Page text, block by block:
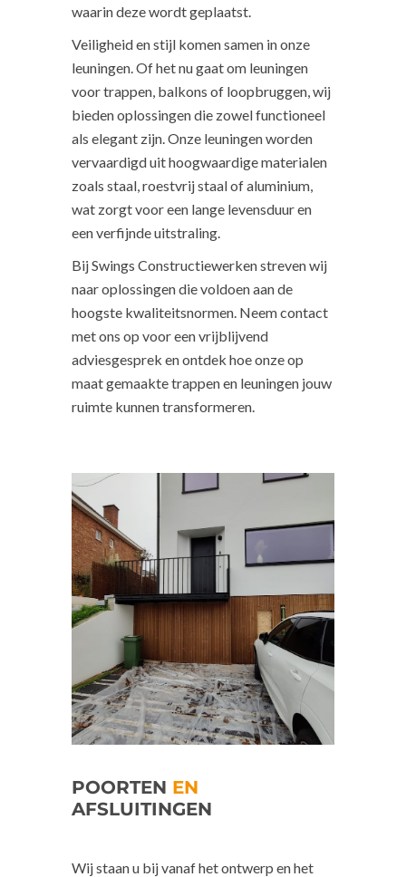
waarin deze wordt geplaatst.
Veiligheid en stijl komen samen in onze
leuningen. Of het nu gaat om leuningen
voor trappen, balkons of loopbruggen, wij
bieden oplossingen die zowel functioneel
als elegant zijn. Onze leuningen worden
vervaardigd uit hoogwaardige materialen
zoals staal, roestvrij staal of aluminium,
wat zorgt voor een lange levensduur en
een verfijnde uitstraling.
Bij Swings Constructiewerken streven wij
naar oplossingen die voldoen aan de
hoogste kwaliteitsnormen. Neem contact
met ons op voor een vrijblijvend
adviesgesprek en ontdek hoe onze op
maat gemaakte trappen en leuningen jouw
ruimte kunnen transformeren.
POORTEN EN
AFSLUITINGEN
Wij staan u bij vanaf het ontwerp en het